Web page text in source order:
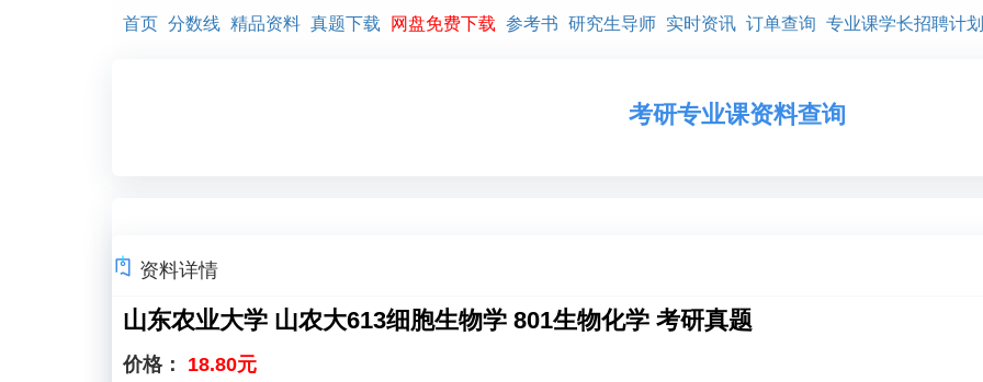
首页 分数线 精品资料 真题下载 网盘免费下载 参考书 研究生导师 实时资讯 订单查询 专业课学长招聘计划
考研专业课资料查询
资料详情
山东农业大学 山农大613细胞生物学 801生物化学 考研真题
价格： 18.80元